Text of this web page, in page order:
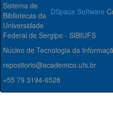
DSpace Software
Sistema de
Bibliotecas da
Universidade
Federal de Sergipe - SIBIUFS
Núcleo de Tecnologia da
repositorio@academico.ufs.br
+55 79 3194-6528